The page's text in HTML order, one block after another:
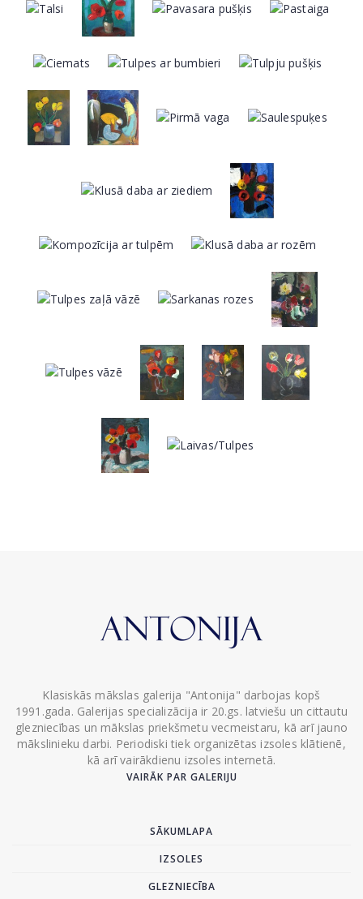
Klasiskās mākslas galerija "Antonija" darbojas kopš
1991.gada. Galerijas specializācija ir 20.gs. latviešu un cittautu
glezniecības un mākslas priekšmetu vecmeistaru, kā arī jauno
mākslinieku darbi. Periodiski tiek organizētas izsoles klātienē,
kā arī vairākdienu izsoles internetā.
VAIRĀK PAR GALERIJU
SĀKUMLAPA
IZSOLES
GLEZNIECĪBA